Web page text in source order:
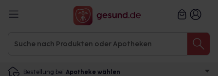
Bestellung bei Apotheke wählen